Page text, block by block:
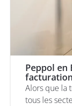
Peppol en
Alors que la
tous les